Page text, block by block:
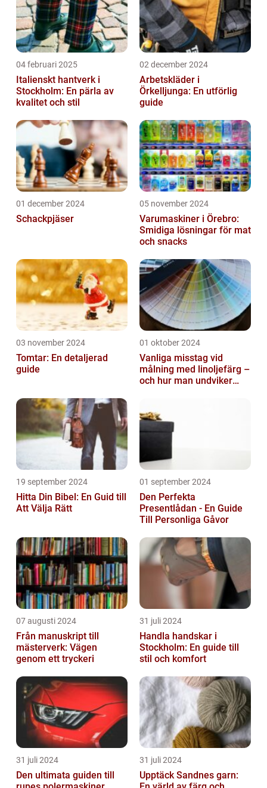
04 februari 2025
Italienskt hantverk i
Stockholm: En pärla av
kvalitet och stil
02 december 2024
Arbetskläder i
Örkelljunga: En utförlig
guide
01 december 2024
Schackpjäser
05 november 2024
Varumaskiner i Örebro:
Smidiga lösningar för mat
och snacks
03 november 2024
Tomtar: En detaljerad
guide
01 oktober 2024
Vanliga misstag vid
målning med linoljefärg –
och hur man undviker
19 september 2024
Hitta Din Bibel: En Guid till
Att Välja Rätt
01 september 2024
Den Perfekta
Presentlådan - En Guide
Till Personliga Gåvor
07 augusti 2024
Från manuskript till
mästerverk: Vägen
genom ett tryckeri
31 juli 2024
Handla handskar i
Stockholm: En guide till
stil och komfort
31 juli 2024
Den ultimata guiden till
31 juli 2024
Upptäck Sandnes garn: